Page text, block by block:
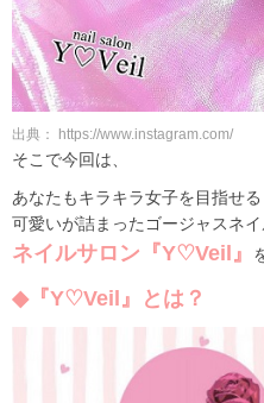
出典： https://www.instagram.com/
そこで今回は、
あなたもキラキラ女子を目指せる
可愛いが詰まったゴージャスネイ
ネイルサロン『Y♡Veil』
◆『Y♡Veil』とは？